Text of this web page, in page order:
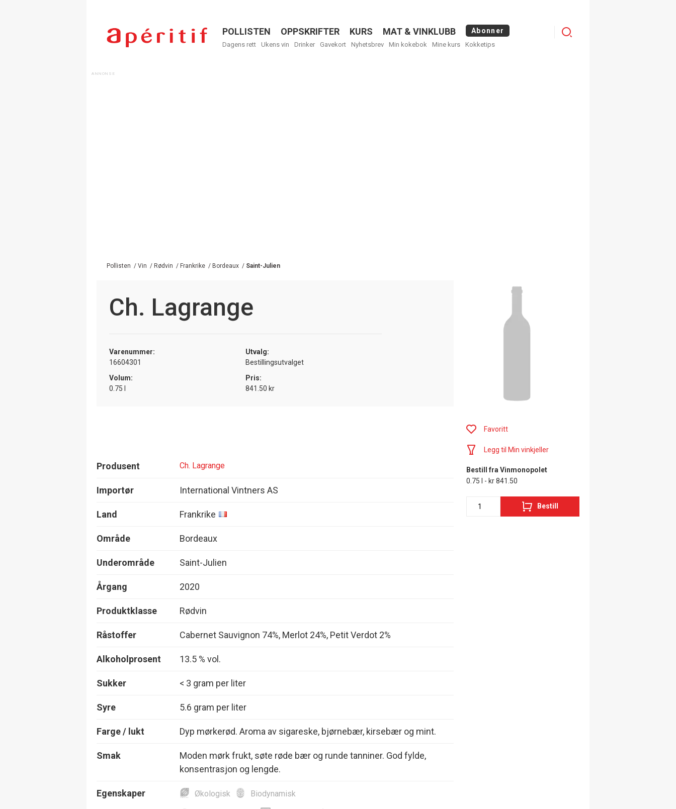
Menu
POLLISTEN OPPSKRIFTER KURS MAT & VINKLUBB Abonner
Dagens rett Ukens vin Drinker Gavekort Nyhetsbrev Min kokebok Mine kurs Kokketips
Menu
Pollisten / Vin / Rødvin / Frankrike / Bordeaux / Saint-Julien
Ch. Lagrange
Varenummer:
16604301
Utvalg:
Bestillingsutvalget
Volum:
0.75 l
Pris:
841.50 kr
Produsent Ch. Lagrange
Importør International Vintners AS
Land Frankrike
Område Bordeaux
Underområde Saint-Julien
Årgang 2020
Produktklasse Rødvin
Råstoffer Cabernet Sauvignon 74%, Merlot 24%, Petit Verdot 2%
Alkoholprosent 13.5 % vol.
Sukker < 3 gram per liter
Syre 5.6 gram per liter
Farge / lukt Dyp mørkerød. Aroma av sigareske, bjørnebær, kirsebær og mint.
Smak
Moden mørk frukt, søte røde bær og runde tanniner. God fylde,
konsentrasjon og lengde.
Egenskaper Økologisk Biodynamisk
Favoritt
Legg til Min vinkjeller
Bestill fra Vinmonopolet
0.75 l - kr 841.50
Bestill